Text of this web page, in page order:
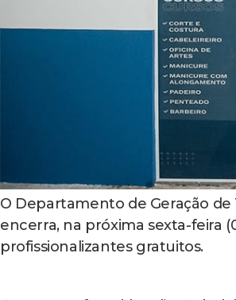
O Departamento de Geração de
encerra, na próxima sexta-feira
profissionalizantes gratuitos.